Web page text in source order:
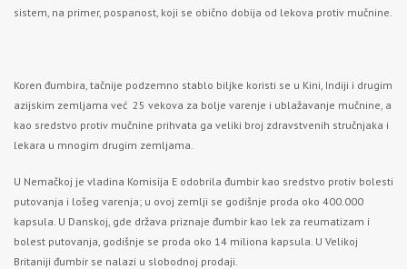
sistem, na primer, pospanost, koji se obično dobija od lekova protiv mučnine.
Koren đumbira, tačnije podzemno stablo biljke koristi se u Kini, Indiji i drugim
azijskim zemljama već 25 vekova za bolje varenje i ublažavanje mučnine, a
kao sredstvo protiv mučnine prihvata ga veliki broj zdravstvenih stručnjaka i
lekara u mnogim drugim zemljama.
U Nemačkoj je vladina Komisija E odobrila đumbir kao sredstvo protiv bolesti
putovanja i lošeg varenja; u ovoj zemlji se godišnje proda oko 400.000
kapsula. U Danskoj, gde država priznaje đumbir kao lek za reumatizam i
bolest putovanja, godišnje se proda oko 14 miliona kapsula. U Velikoj
Britaniji đumbir se nalazi u slobodnoj prodaji.